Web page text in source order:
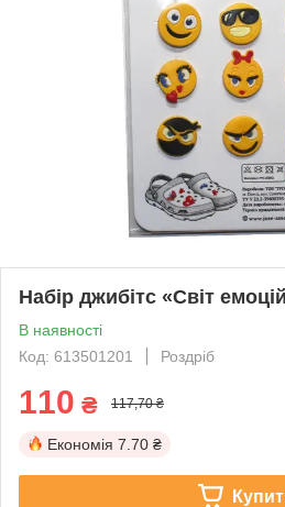
Набір джибітс «Світ
В наявності
Код: 613501201
Роздріб
110 ₴ 117,70 ₴
Економія 7.70 ₴